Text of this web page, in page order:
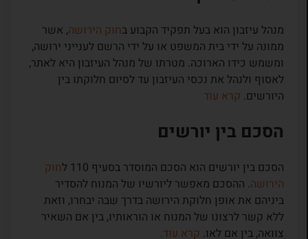
מנהל עיזבון הוא בעל תפקיד הקבוע בחוק הירושה, אשר
ממונה על ידי בית המשפט או על ידי הרשם לענייני ירושה,
ומשמש כידו הארוכה. מטרתו של מנהל העיזבון היא לאתר,
לאסוף ולנהל את נכסי העיזבון עד לסיום חלוקתו בין
היורשים. קרא עוד
הסכם בין יורשים
הסכם בין יורשים הוא הסכם המוסדר בסעיף 110 ל
חוק
הירושה. ההסכם מאפשר ליורשיו של המנוח להסדיר
ביניהם את אופן חלוקת הירושה בדרך שבה יבחרו, וזאת
ללא קשר לרצונו של המנוח או הוראותיו, בין אם השאיר
צוואה, בין אם לאו. קרא עוד.